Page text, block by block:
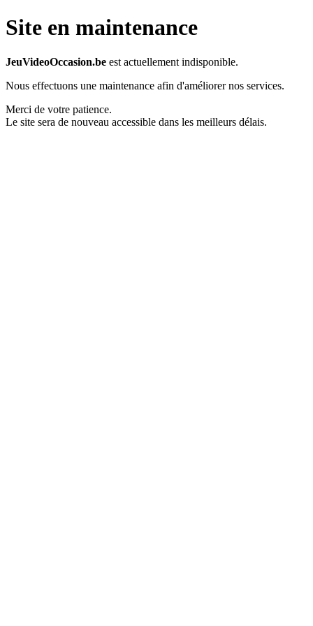
Site en maintenance
JeuVideoOccasion.be est actuellement indisponible.
Nous effectuons une maintenance afin d'améliorer nos services.
Merci de votre patience.
Le site sera de nouveau accessible dans les meilleurs délais.